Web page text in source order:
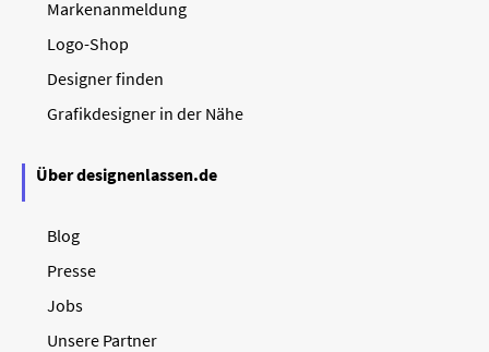
Markenanmeldung
Logo-Shop
Designer finden
Grafikdesigner in der Nähe
Über designenlassen.de
Blog
Presse
Jobs
Unsere Partner